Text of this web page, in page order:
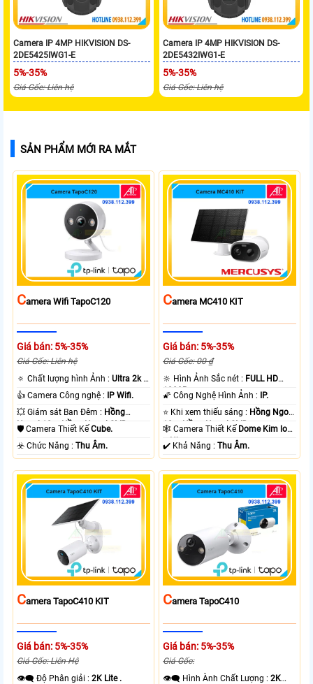
Camera IP 4MP HIKVISION DS-
2DE5425IWG1-E
5%-35%
Giá Gốc: Liên hệ
Camera IP 4MP HIKVISION DS-
2DE5432IWG1-E
5%-35%
Giá Gốc: Liên hệ
SẢN PHẨM MỚI RA MẮT
CAmera Wifi TapoC120
Giá bán: 5%-35%
Giá Gốc: Liên hệ
🔅 Chất lượng hình Ảnh :Ultra 2k +
.
👍 Camera Công nghệ : IP Wifi.
💥 Giám sát Ban Đêm : Hồng
Ngoại 10m Hồng Ngoại SMD.
🛡 Camera Thiết KếCube.
️☣️ Chức Năng :Thu Âm.
CAmera MC410 KIT
Giá bán: 5%-35%
Giá Gốc: 00 ₫
🔆 Hình Ảnh Sắc nét : FULL HD
1080P .
🌠 Công Nghệ Hình Ảnh : IP.
⭐ Khi xem thiếu sáng : Hồng Ngoại
10m Hồng Ngoại SMD.
🕸️ Camera Thiết Kế Dome Kim loại
+ Nhựa.
️✔️ Khả Năng :Thu Âm.
CAmera TapoC410 KIT
Giá bán: 5%-35%
Giá Gốc: Liên Hệ
👁️‍🗨 Độ Phân giải :2K Lite .
CAmera TapoC410
Giá bán: 5%-35%
Giá Gốc:
👁️‍🗨 Hình Ành Chất Lượng :2K